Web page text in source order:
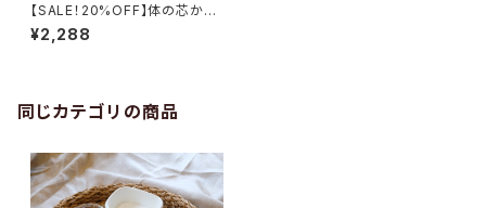
【SALE！20%OFF】体の芯から
ポカポカ！ぬか袋カイロ
¥2,288
同じカテゴリの商品